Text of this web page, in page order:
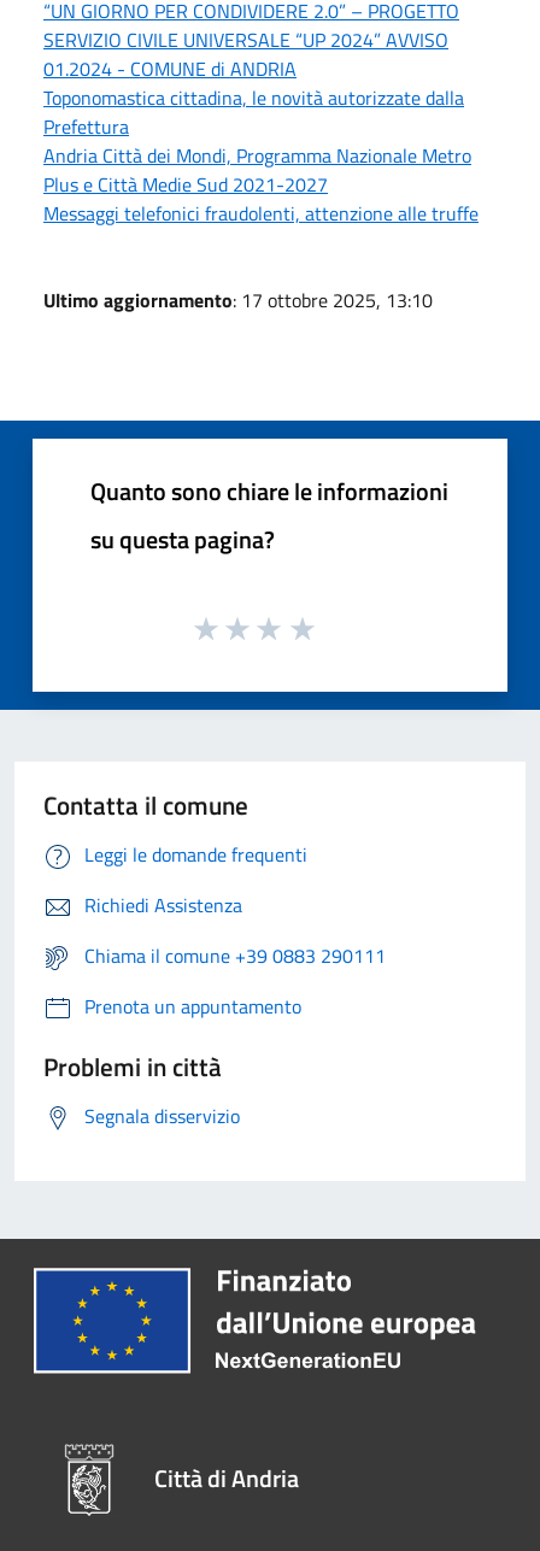
“UN GIORNO PER CONDIVIDERE 2.0” – PROGETTO
SERVIZIO CIVILE UNIVERSALE “UP 2024” AVVISO
01.2024 - COMUNE di ANDRIA
Toponomastica cittadina, le novità autorizzate dalla
Prefettura
Andria Città dei Mondi, Programma Nazionale Metro
Plus e Città Medie Sud 2021-2027
Messaggi telefonici fraudolenti, attenzione alle truffe
Ultimo aggiornamento: 17 ottobre 2025, 13:10
Quanto sono chiare le informazioni
su questa pagina?
Contatta il comune
Leggi le domande frequenti
Richiedi Assistenza
Chiama il comune +39 0883 290111
Prenota un appuntamento
Problemi in città
Segnala disservizio
Città di Andria